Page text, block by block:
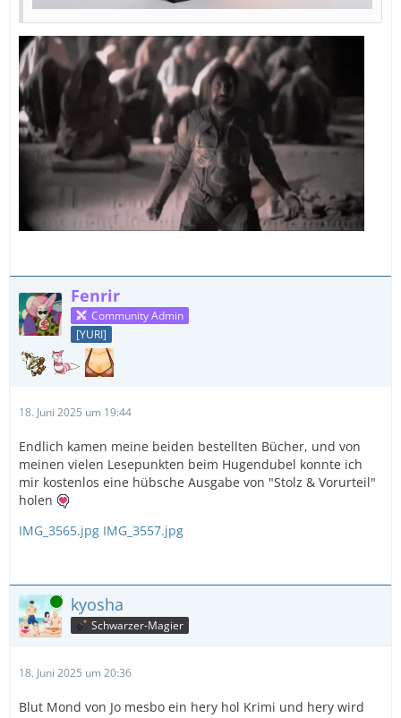
Fenrir
Community Admin
[YURI]
18. Juni 2025 um 19:44
Endlich kamen meine beiden bestellten Bücher, und von
meinen vielen Lesepunkten beim Hugendubel konnte ich
mir kostenlos eine hübsche Ausgabe von "Stolz & Vorurteil"
holen
IMG_3565.jpg IMG_3557.jpg
Online kyosha
Schwarzer-Magier
18. Juni 2025 um 20:36
Blut Mond von Jo mesbo ein hery hol Krimi und hery wird